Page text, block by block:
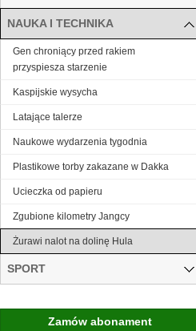
NAUKA I TECHNIKA
Gen chroniący przed rakiem
przyspiesza starzenie
Kaspijskie wysycha
Latające talerze
Naukowe wydarzenia tygodnia
Plastikowe torby zakazane w Dakka
Ucieczka od papieru
Zgubione kilometry Jangcy
Żurawi nalot na dolinę Hula
SPORT
Zamów abonament